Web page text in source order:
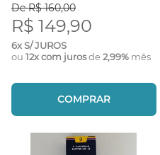
De R$ 160,00
R$ 149,90
6x S/ JUROS
ou 12x com jurosde2,99% mês
COMPRAR